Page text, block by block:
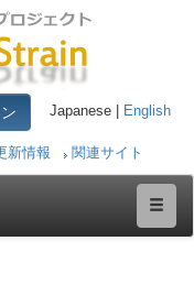
Japanese | English
新情報 関連サイト